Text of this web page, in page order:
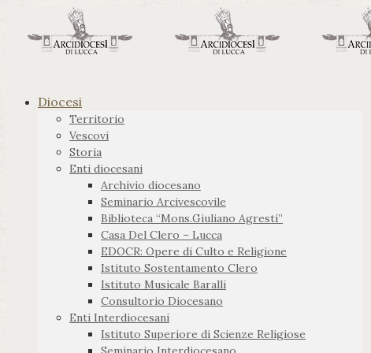
Diocesi
Territorio
Vescovi
Storia
Enti diocesani
Archivio diocesano
Seminario Arcivescovile
Biblioteca “Mons.Giuliano Agresti”
Casa Del Clero – Lucca
EDOCR: Opere di Culto e Religione
Istituto Sostentamento Clero
Istituto Musicale Baralli
Consultorio Diocesano
Enti Interdiocesani
Istituto Superiore di Scienze Religiose